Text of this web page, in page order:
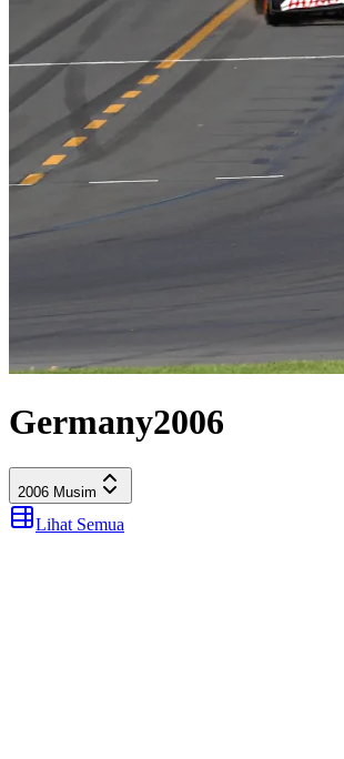
Germany2006
2006 Musim
Lihat Semua